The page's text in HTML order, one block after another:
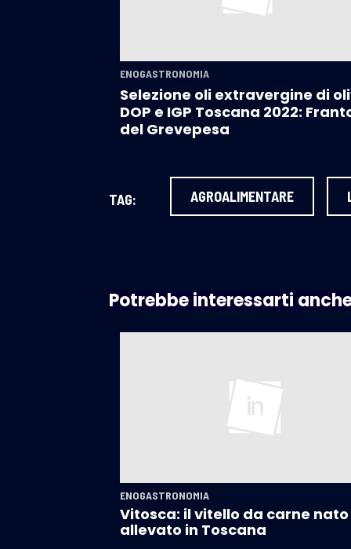
ENOGASTRONOMIA
Selezione oli extravergine di
DOP e IGP Toscana 2022:
del Grevepesa
TAG: AGROALIMENTARE
Potrebbe interessarti
ENOGASTRONOMIA
Vitosca: il vitello da carne nato
allevato in Toscana